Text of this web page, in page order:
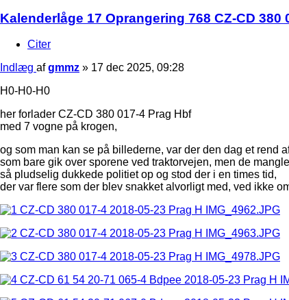
Kalenderlåge 17 Oprangering 768 CZ-CD 380
Citer
Indlæg afgmmz » 17 dec 2025, 09:28
H0-H0-H0
her forlader CZ-CD 380 017-4 Prag Hbf
med 7 vogne på krogen,
og som man kan se på billederne, var der den dag et rend
som bare gik over sporene ved traktorvejen, men de
så pludselig dukkede politiet op og stod der i en times tid,
der var flere som der blev snakket alvorligt med, ved ikke